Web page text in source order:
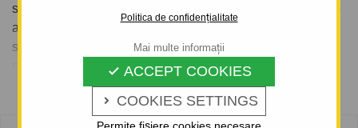
Politica de confidențialitate
 COOKIES SETTINGS
 ACCEPT COOKIES
Mai multe informații
suporturi de înaltă calitate, în principal din punct de vedere
al siguranței - pentru că schiurile să nu se desprindă de
suporturi, fie la viteză mai mare, fie la frânări bruște. Oferta
noastră include soluții de la producători mondiali precum
THULE și YAKIMA, ale căror suporturi garantează într-
adevăr portbagaj de acoperiș de înaltă calitate pentru
schiuri, dar și modele mai accesibile ale mărcii poloneze
Mai multe informații